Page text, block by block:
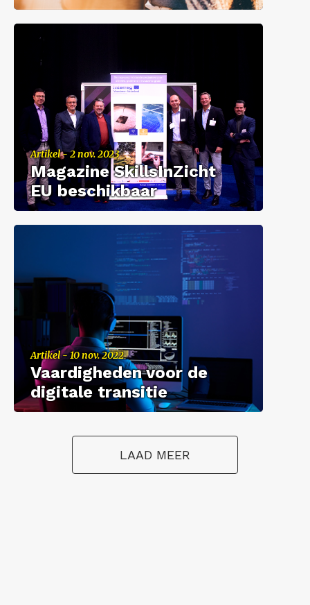
Ar­ti­kel - 2 nov. 2023
Ma­ga­zi­ne Skills­In­Zicht
EU be­schik­baar
Ar­ti­kel - 10 nov. 2022
Vaar­dig­he­den voor de
di­gi­ta­le tran­si­tie
LAAD MEER